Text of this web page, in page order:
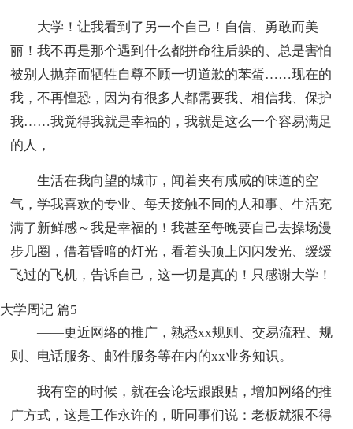
大学！让我看到了另一个自己！自信、勇敢而美
丽！我不再是那个遇到什么都拼命往后躲的、总是害怕
被别人抛弃而牺牲自尊不顾一切道歉的苯蛋……现在的
我，不再惶恐，因为有很多人都需要我、相信我、保护
我……我觉得我就是幸福的，我就是这么一个容易满足
的人，
生活在我向望的城市，闻着夹有咸咸的味道的空
气，学我喜欢的专业、每天接触不同的人和事、生活充
满了新鲜感～我是幸福的！我甚至每晚要自己去操场漫
步几圈，借着昏暗的灯光，看着头顶上闪闪发光、缓缓
飞过的飞机，告诉自己，这一切是真的！只感谢大学！
大学周记 篇5
——更近网络的推广，熟悉xx规则、交易流程、规
则、电话服务、邮件服务等在内的xx业务知识。
我有空的时候，就在会论坛跟跟贴，增加网络的推
广方式，这是工作永许的，听同事们说：老板就狠不得